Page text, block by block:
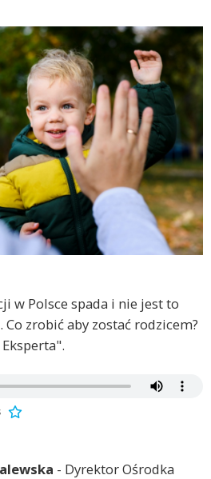
w Polsce spada i nie jest to
zrobić aby zostać rodzicem?
- Dyrektor Ośrodka